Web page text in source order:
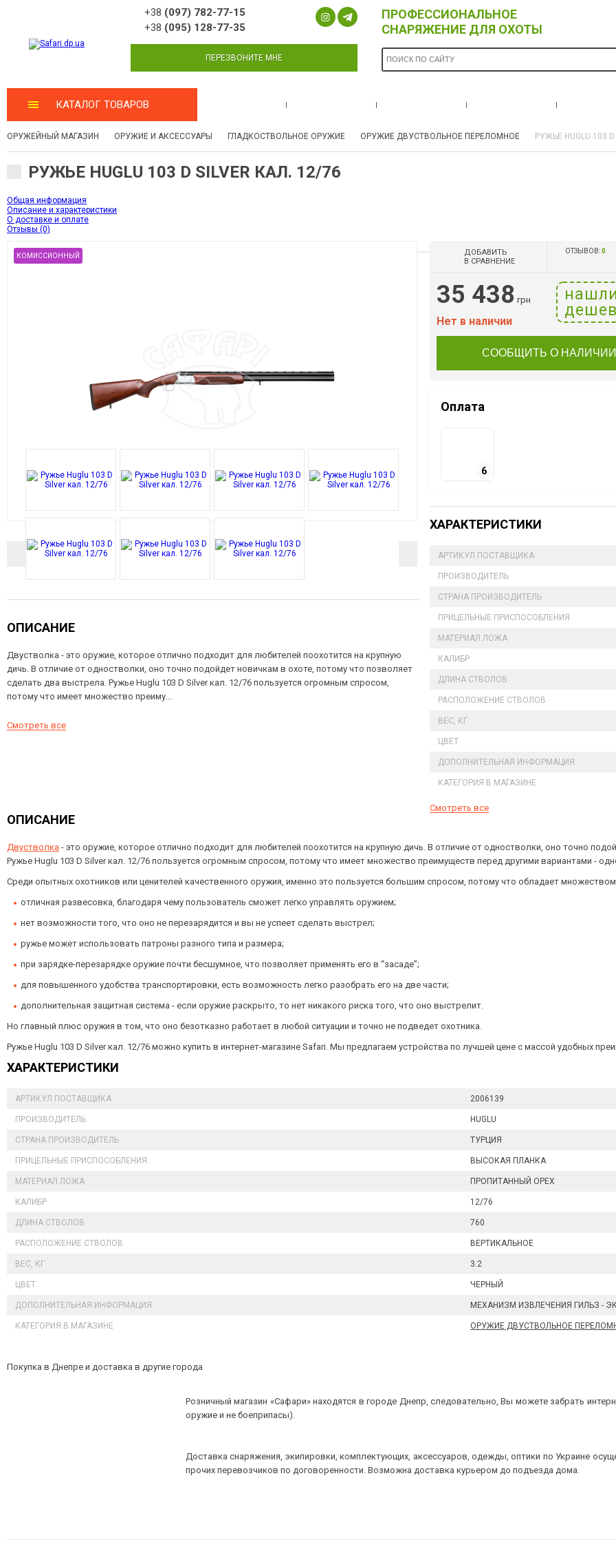
+38 (097) 782-77-15
+38 (095) 128-77-35
ПЕРЕЗВОНИТЕ МНЕ
ПРОФЕССИОНАЛЬНОЕ
СНАРЯЖЕНИЕ ДЛЯ ОХОТЫ
КАТАЛОГ ТОВАРОВ
ОРУЖЕЙНЫЙ МАГАЗИН ОРУЖИЕ И АКСЕССУАРЫ ГЛАДКОСТВОЛЬНОЕ ОРУЖИЕ ОРУЖИЕ ДВУСТВОЛЬНОЕ ПЕРЕЛОМНОЕ РУЖЬЕ HUGLU 103
РУЖЬЕ HUGLU 103 D SILVER КАЛ. 12/76
Общая информация
Описание и характеристики
О доставке и оплате
Отзывы (0)
КОМИССИОННЫЙ
ОПИСАНИЕ
Двустволка - это оружие, которое отлично подходит для любителей поохотится на крупную
дичь. В отличие от одностволки, оно точно подойдет новичкам в охоте, потому что позволяет
сделать два выстрела. Ружье Huglu 103 D Silver кал. 12/76 пользуется огромным спросом,
потому что имеет множество преиму...
Смотреть все
ДОБАВИТЬ
В СРАВНЕНИЕ
ОТЗЫВОВ:0
35 438 грн
нашли
Нет в наличии
СООБЩИТЬ О НАЛИЧИИ
Оплата
6
ХАРАКТЕРИСТИКИ
АРТИКУЛ ПОСТАВЩИКА
ПРОИЗВОДИТЕЛЬ
СТРАНА ПРОИЗВОДИТЕЛЬ
ПРИЦЕЛЬНЫЕ ПРИСПОСОБЛЕНИЯ
МАТЕРИАЛ ЛОЖА
КАЛИБР
ДЛИНА СТВОЛОВ
РАСПОЛОЖЕНИЕ СТВОЛОВ
ВЕС, КГ
ЦВЕТ
ДОПОЛНИТЕЛЬНАЯ ИНФОРМАЦИЯ
КАТЕГОРИЯ В МАГАЗИНЕ
Смотреть все
ОПИСАНИЕ
Двустволка - это оружие, которое отлично подходит для любителей поохотится на крупную дичь. В отличие от одностволки, оно точно
Ружье Huglu 103 D Silver кал. 12/76 пользуется огромным спросом, потому что имеет множество преимуществ перед другими вариантами -
Среди опытных охотников или ценителей качественного оружия, именно это пользуется большим спросом, потому что обладает
отличная развесовка, благодаря чему пользователь сможет легко управлять оружием;
нет возможности того, что оно не перезарядится и вы не успеет сделать выстрел;
ружье может использовать патроны разного типа и размера;
при зарядке-перезарядке оружие почти бесшумное, что позволяет применять его в “засаде”;
для повышенного удобства транспортировки, есть возможность легко разобрать его на две части;
дополнительная защитная система - если оружие раскрыто, то нет никакого риска того, что оно выстрелит.
Но главный плюс оружия в том, что оно безотказно работает в любой ситуации и точно не подведет охотника.
Ружье Huglu 103 D Silver кал. 12/76 можно купить в интернет-магазине Safari. Мы предлагаем устройства по лучшей цене с массой удобных
ХАРАКТЕРИСТИКИ
АРТИКУЛ ПОСТАВЩИКА 2006139
ПРОИЗВОДИТЕЛЬ HUGLU
СТРАНА ПРОИЗВОДИТЕЛЬ ТУРЦИЯ
ПРИЦЕЛЬНЫЕ ПРИСПОСОБЛЕНИЯ ВЫСОКАЯ ПЛАНКА
МАТЕРИАЛ ЛОЖА ПРОПИТАННЫЙ ОРЕХ
КАЛИБР 12/76
ДЛИНА СТВОЛОВ 760
РАСПОЛОЖЕНИЕ СТВОЛОВ ВЕРТИКАЛЬНОЕ
ВЕС, КГ 3.2
ЦВЕТ ЧЕРНЫЙ
ДОПОЛНИТЕЛЬНАЯ ИНФОРМАЦИЯ МЕХАНИЗМ ИЗВЛЕЧЕНИЯ ГИЛЬЗ -
КАТЕГОРИЯ В МАГАЗИНЕ ОРУЖИЕ ДВУСТВОЛЬНОЕ
Покупка в Днепре и доставка в другие города
Розничный магазин «Сафари» находятся в городе Днепр, следовательно, Вы можете забрать
оружие и не боеприпасы).
Доставка снаряжения, экипировки, комплектующих, аксессуаров, одежды, оптики по Украине
прочих перевозчиков по договоренности. Возможна доставка курьером до подъезда дома.